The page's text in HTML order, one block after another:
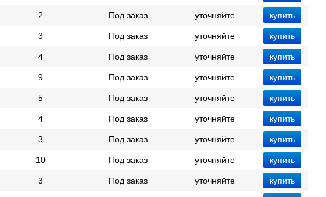
2 Под заказ уточняйте
3 Под заказ уточняйте
4 Под заказ уточняйте
9 Под заказ уточняйте
5 Под заказ уточняйте
4 Под заказ уточняйте
3 Под заказ уточняйте
10 Под заказ уточняйте
3 Под заказ уточняйте